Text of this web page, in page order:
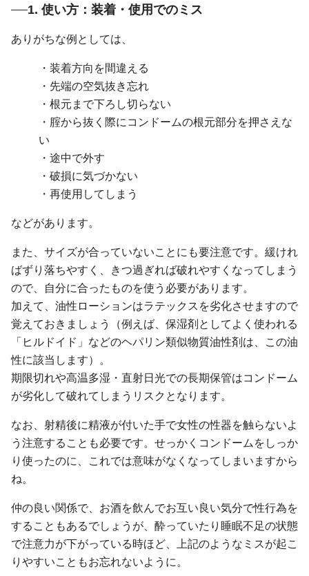
1. 使い方：装着・使用でのミス
ありがちな例としては、
・装着方向を間違える
・先端の空気抜き忘れ
・根元まで下ろし切らない
・腟から抜く際にコンドームの根元部分を押さえな
い
・途中で外す
・破損に気づかない
・再使用してしまう
などがあります。
また、サイズが合っていないことにも要注意です。緩けれ
ばずり落ちやすく、きつ過ぎれば破れやすくなってしまう
ので、自分に合ったものを使う必要があります。
加えて、油性ローションはラテックスを劣化させますので
覚えておきましょう（例えば、保湿剤としてよく使われる
「ヒルドイド」などのヘパリン類似物質油性剤は、この油
性に該当します）。
期限切れや高温多湿・直射日光での長期保管はコンドーム
が劣化して破れてしまうリスクとなります。
なお、射精後に精液が付いた手で女性の性器を触らないよ
う注意することも必要です。せっかくコンドームをしっか
り使ったのに、これでは意味がなくなってしまいますから
ね。
仲の良い関係で、お酒を飲んでお互い良い気分で性行為を
することもあるでしょうが、酔っていたり睡眠不足の状態
で注意力が下がっている時ほど、上記のようなミスが起こ
りやすいこともお忘れないように。